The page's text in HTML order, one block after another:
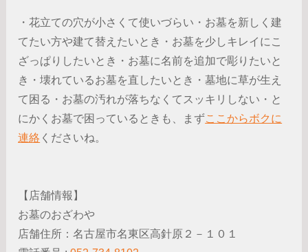
・花立ての穴が小さくて使いづらい・お墓を新しく建
てたい方や建て替えたいとき・お墓を少しキレイにこ
ざっぱりしたいとき・お墓に名前を追加で彫りたいと
き・壊れているお墓を直したいとき・墓地に草が生え
て困る・お墓の汚れが落ちなくてスッキリしない・と
にかくお墓で困っているときも、まずここからボクに
連絡 くださいね。
【店舗情報】
お墓のおざわや
店舗住所：名古屋市名東区高針原２－１０１